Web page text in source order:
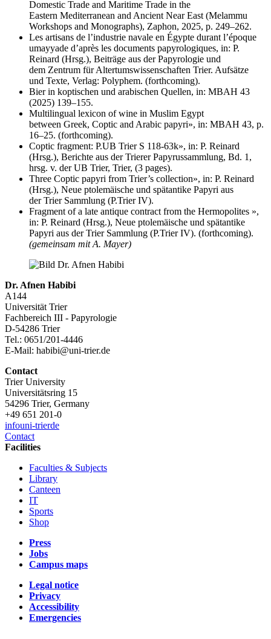
Domestic Trade and Maritime Trade in the
Eastern Mediterranean and Ancient Near East (Melammu
Workshops and Monographs), Zaphon, 2025, p. 249–262.
Les artisans de l’industrie navale en Égypte durant l’époque
umayyade d’après les documents papyrologiques, in: P.
Reinard (Hrsg.), Beiträge aus der Papyrologie und
dem Zentrum für Altertumswissenschaften Trier. Aufsätze
und Texte, Verlag: Polyphem. (forthcoming).
Bier in koptischen und arabischen Quellen, in: MBAH 43
(2025) 139–155.
Multilingual lexicon of wine in Muslim Egypt
between Greek, Coptic and Arabic papyri», in: MBAH 43, p.
16–25. (forthcoming).
Coptic fragment: P.UB Trier S 118-63k», in: P. Reinard
(Hrsg.), Berichte aus der Trierer Papyrussammlung, Bd. 1,
hrsg. v. der UB Trier, Trier, (3 pages).
Three Coptic papyri from Trier’s collection», in: P. Reinard
(Hrsg.), Neue ptolemäische und spätantike Papyri aus
der Trier Sammlung (P.Trier IV).
Fragment of a late antique contract from the Hermopolites »,
in: P. Reinard (Hrsg.), Neue ptolemäische und spätantike
Papyri aus der Trier Sammlung (P.Trier IV). (forthcoming).
(gemeinsam mit A. Mayer)
Dr. Afnen Habibi
A144
Universität Trier
Fachbereich III - Papyrologie
D-54286 Trier
Tel.: 0651/201-4446
E-Mail: habibi@uni-trier.de
Contact
Trier University
Universitätsring 15
54296 Trier, Germany
+49 651 201-0
infouni-trierde
Contact
Facilities
Faculties & Subjects
Library
Canteen
IT
Sports
Shop
Press
Jobs
Campus maps
Legal notice
Privacy
Accessibility
Emergencies